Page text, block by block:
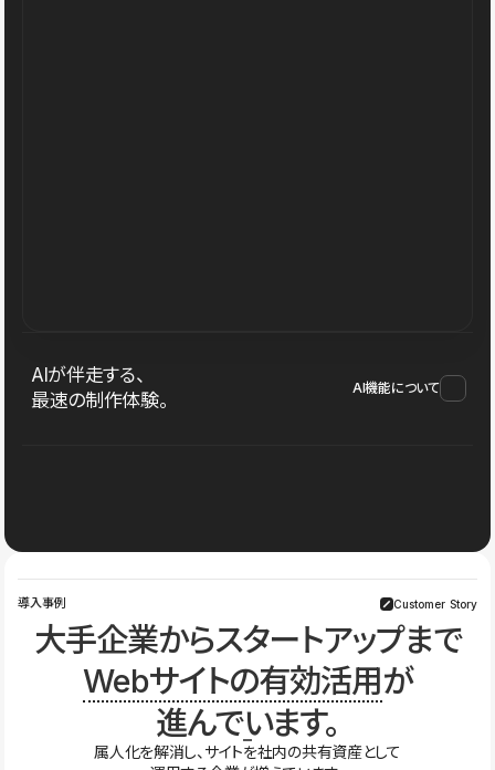
AIが伴走する、
最速の制作体験。
AI機能について
導入事例 Customer Story
大手企業からスタートアップまで
Webサイトの有効活用が
進んでいます。
属人化を解消し、サイトを社内の共有資産として